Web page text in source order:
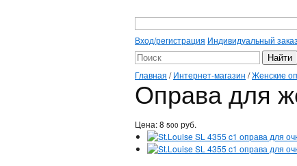
Вход/регистрация Индивидуальный заказ
Главная /Интернет-магазин /Женские
Оправа для
Цена:8 500 руб.